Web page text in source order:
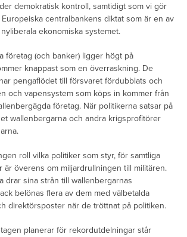
demokratisk kontroll, samtidigt som vi gör
centralbankens diktat som är en av
ekonomiska systemet.
företag (och banker) ligger högt på
knappast som en överraskning. De
pengaflödet till försvaret fördubblats och
och vapensystem som köps in kommer från
företag. När politikerna satsar på
wallenbergarna och andra krigsprofitörer
roll vilka politiker som styr, för samtliga
är överens om miljardrullningen till militären.
drar sina strån till wallenbergarnas
belönas flera av dem med välbetalda
direktörsposter när de tröttnat på politiken.
planerar för rekordutdelningar står